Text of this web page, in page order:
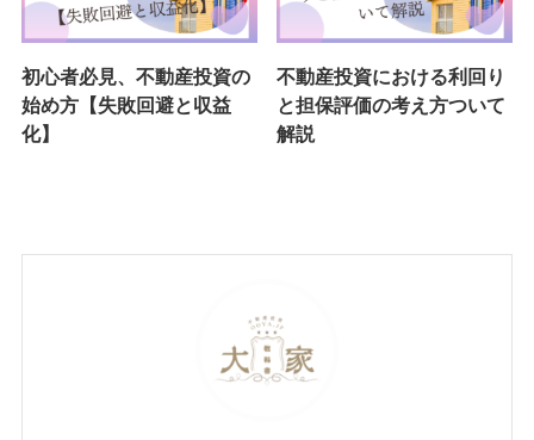
初心者必見、不動産投資の
始め方【失敗回避と収益
化】
不動産投資における利回り
と担保評価の考え方ついて
解説